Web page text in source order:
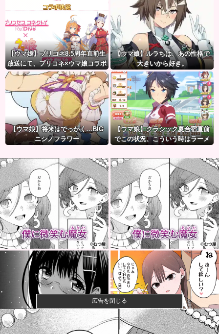
な…」
【ウマ娘】プリコネ8.5周年直前生
放送にて、プリコネ×ウマ娘コラボ
の開催について告知が！？今秋予
定で詳細については後日発表との
こと。※動画リンク有
【ウマ娘】ルラちは、あの性格で
大きいから好き。
【ウマ娘】将来はでっかく…BIG
ニシノフラワー
【ウマ娘】クラシック夏合宿直前
でこの状況、こういう時はラーメ
広告を閉じる